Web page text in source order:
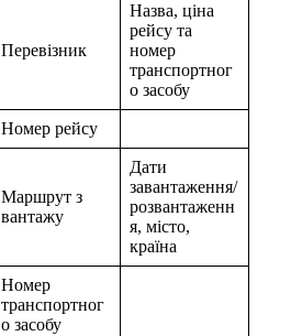
Перевізник
Назва, ціна
рейсу та
номер
транспортног
о засобу
Номер рейсу
Маршрут з
вантажу
Дати
завантаження/
розвантаженн
я, місто,
країна
Номер
транспортног
о засобу